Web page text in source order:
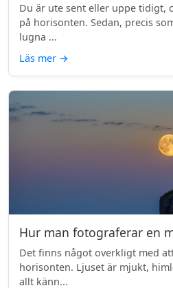
Du är ute sent eller uppe tidigt,
på horisonten. Sedan, precis
lugna ...
Läs mer →
Hur man fotograferar en
Det finns något overkligt med
horisonten. Ljuset är mjukt,
allt känn...